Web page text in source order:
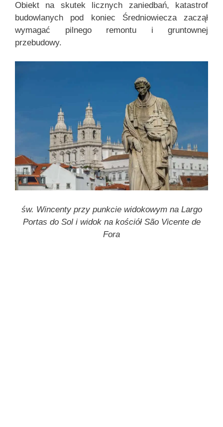
Obiekt na skutek licznych zaniedbań, katastrof
budowlanych pod koniec Średniowiecza zaczął
wymagać pilnego remontu i gruntownej
przebudowy.
św. Wincenty przy punkcie widokowym na Largo
Portas do Sol i widok na kościół São Vicente de
Fora